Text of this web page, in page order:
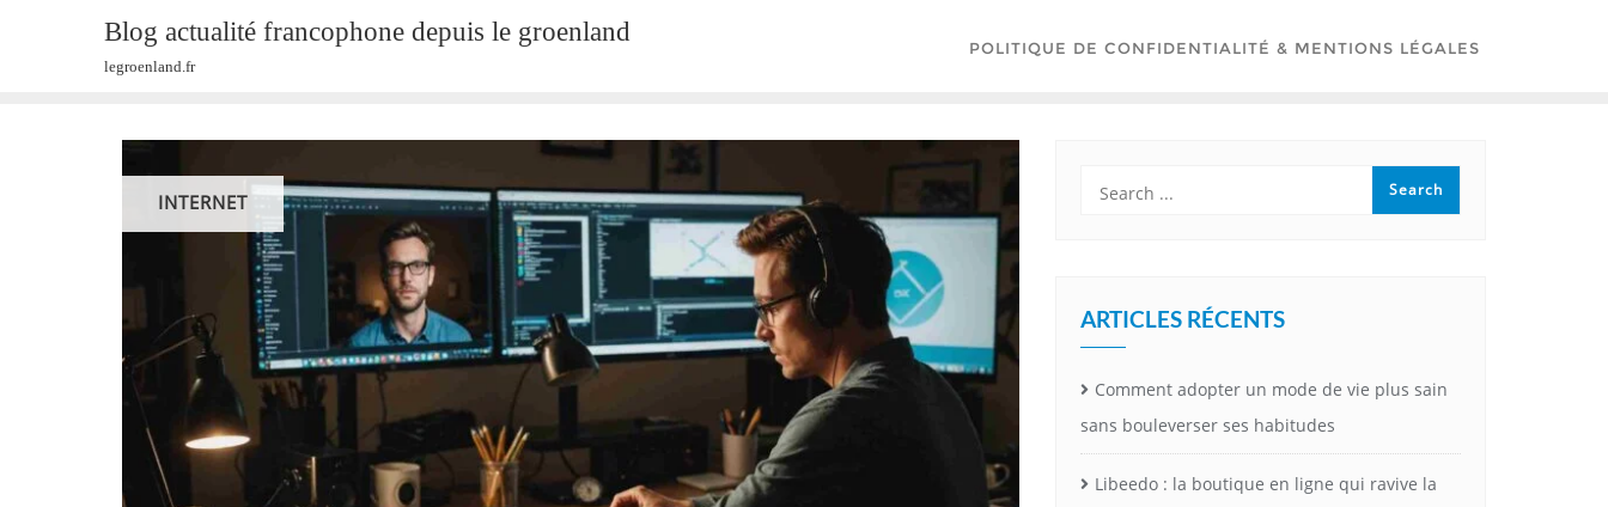
Blog actualité francophone depuis le groenland
legroenland.fr
POLITIQUE DE CONFIDENTIALITÉ & MENTIONS LÉGALES
INTERNET
ARTICLES RÉCENTS
Comment adopter un mode de vie plus sain
sans bouleverser ses habitudes
Libeedo : la boutique en ligne qui ravive la